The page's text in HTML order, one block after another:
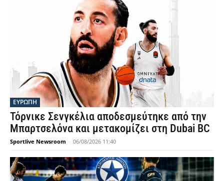
ΕΥΡΩΠΗ
Τόρνικε Σενγκέλια αποδεσμεύτηκε από την
Μπαρτσελόνα και μετακομίζει στη Dubai BC
Sportlive Newsroom - 06/08/2026 11:40